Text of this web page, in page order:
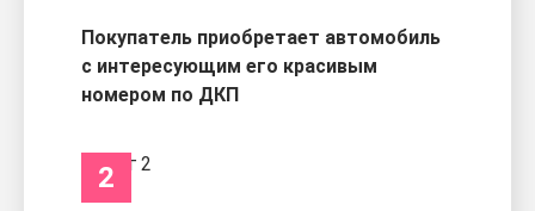
Покупатель приобретает автомобиль
с интересующим его красивым
номером по ДКП
2